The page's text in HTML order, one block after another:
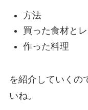
方法
買った食材と
作った料理
を紹介していくの
いね。